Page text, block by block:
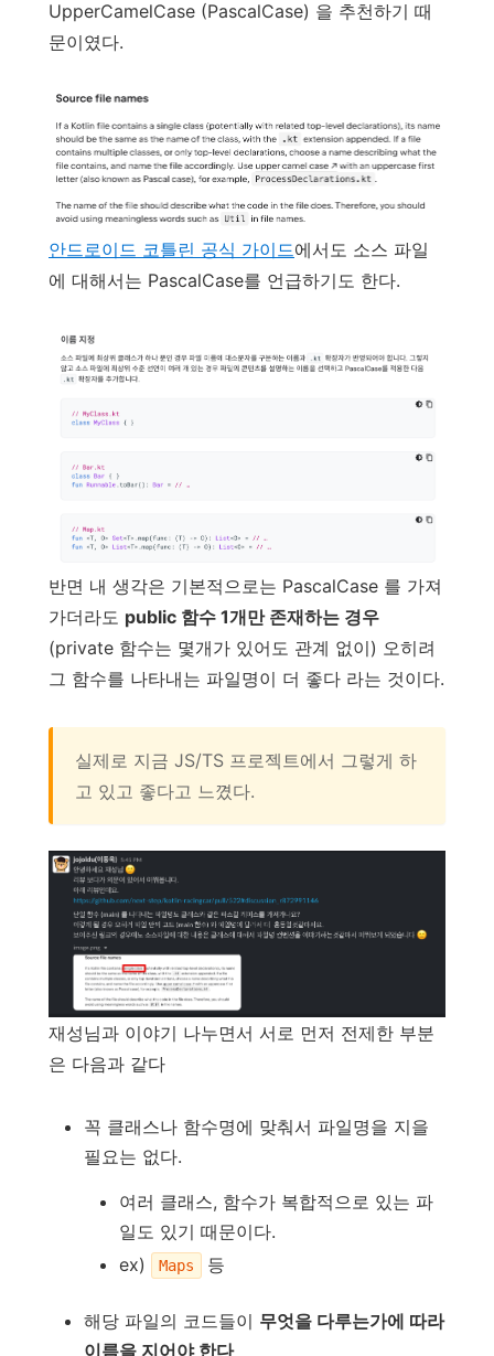
UpperCamelCase (PascalCase) 을 추천하기 때
문이였다.
안드로이드 코틀린 공식 가이드에서도 소스 파일
에 대해서는 PascalCase를 언급하기도 한다.
반면 내 생각은 기본적으로는 PascalCase 를 가져
가더라도 public 함수 1개만 존재하는 경우
(private 함수는 몇개가 있어도 관계 없이) 오히려
그 함수를 나타내는 파일명이 더 좋다 라는 것이다.
실제로 지금 JS/TS 프로젝트에서 그렇게 하
고 있고 좋다고 느꼈다.
재성님과 이야기 나누면서 서로 먼저 전제한 부분
은 다음과 같다
꼭 클래스나 함수명에 맞춰서 파일명을 지을
필요는 없다.
여러 클래스, 함수가 복합적으로 있는 파
일도 있기 때문이다.
ex)
Maps 등
해당 파일의 코드들이 무엇을 다루는가에 따라
이름을 지어야 한다